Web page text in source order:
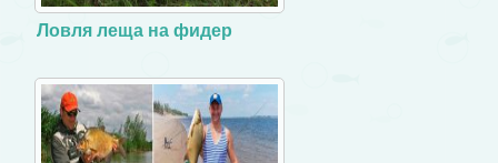
Ловля леща на фидер